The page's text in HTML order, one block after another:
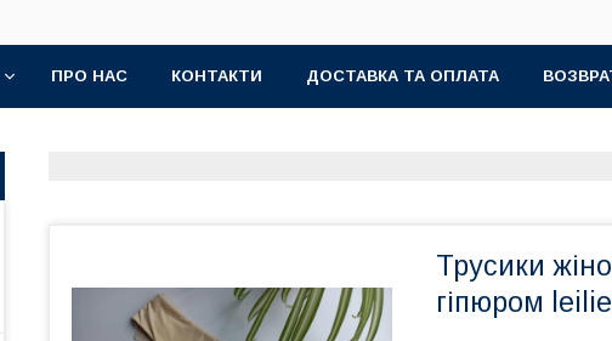
ПРО НАС КОНТАКТИ ДОСТАВКА ТА ОПЛАТА
Трусики
гіпюром